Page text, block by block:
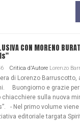
CON MORENO
Critica d'Autore Lorenzo
di Lorenzo Barruscotto,
Buongiorno e grazie per
chiacchiere sulla nuova
- Nel primo volume
editoriale targata